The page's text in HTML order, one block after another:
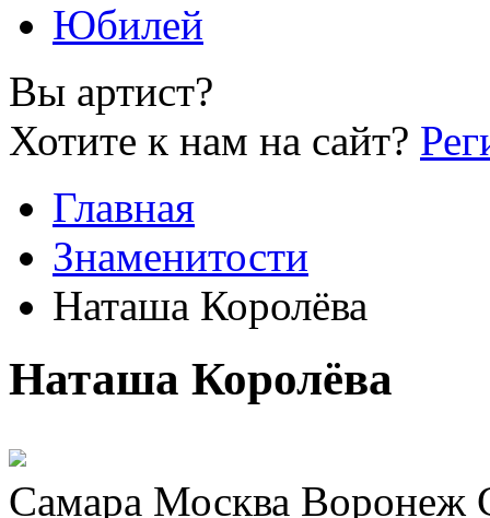
Юбилей
Вы артист?
Хотите к нам на сайт?
Главная
Знаменитости
Наташа Королёва
Наташа Королёва
Самара Москва Воронеж